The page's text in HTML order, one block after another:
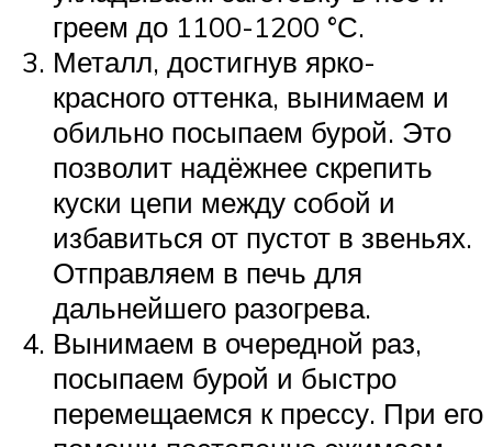
греем до 1100-1200 °С.
Металл, достигнув ярко-
красного оттенка, вынимаем и
обильно посыпаем бурой. Это
позволит надёжнее скрепить
куски цепи между собой и
избавиться от пустот в звеньях.
Отправляем в печь для
дальнейшего разогрева.
Вынимаем в очередной раз,
посыпаем бурой и быстро
перемещаемся к прессу. При его